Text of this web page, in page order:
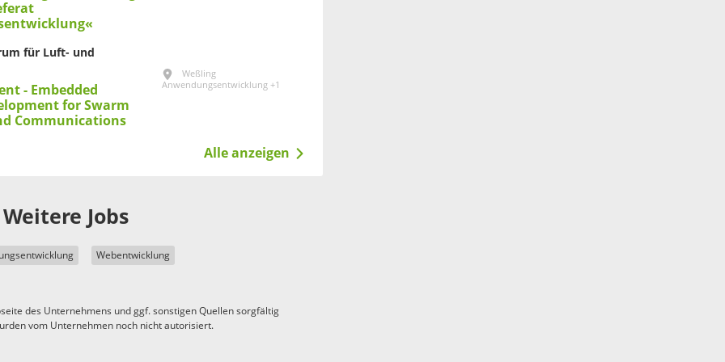
für Luft- und
- Embedded
for Swarm
Communications
Weßling
Anwendungsentwicklung +1
Alle anzeigen
Weitere Jobs
Webentwicklung
des Unternehmens und ggf. sonstigen Quellen sorgfältig
vom Unternehmen noch nicht autorisiert.